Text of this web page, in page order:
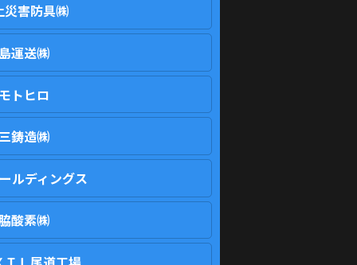
災害防具㈱
運送㈱
トヒロ
鋳造㈱
ルディングス
酸素㈱